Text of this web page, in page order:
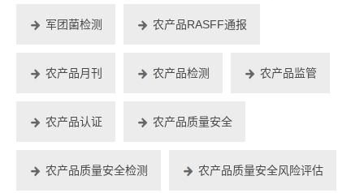
军团菌检测 农产品RASFF通报
农产品月刊 农产品检测 农产品监管
农产品认证 农产品质量安全
农产品质量安全检测 农产品质量安全风险评估